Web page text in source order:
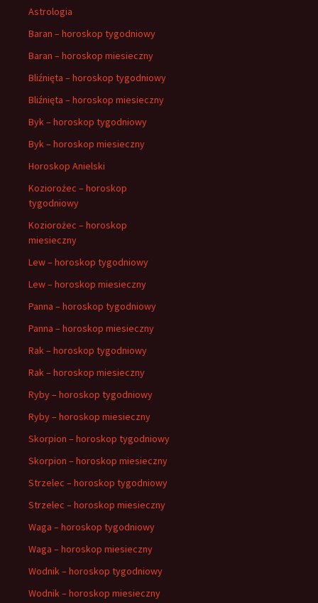
Astrologia
Baran – horoskop tygodniowy
Baran – horoskop miesieczny
Bliźnięta – horoskop tygodniowy
Bliźnięta – horoskop miesieczny
Byk – horoskop tygodniowy
Byk – horoskop miesieczny
Horoskop Anielski
Koziorożec – horoskop
tygodniowy
Koziorożec – horoskop
miesieczny
Lew – horoskop tygodniowy
Lew – horoskop miesieczny
Panna – horoskop tygodniowy
Panna – horoskop miesieczny
Rak – horoskop tygodniowy
Rak – horoskop miesieczny
Ryby – horoskop tygodniowy
Ryby – horoskop miesieczny
Skorpion – horoskop tygodniowy
Skorpion – horoskop miesieczny
Strzelec – horoskop tygodniowy
Strzelec – horoskop miesieczny
Waga – horoskop tygodniowy
Waga – horoskop miesieczny
Wodnik – horoskop tygodniowy
Wodnik – horoskop miesieczny